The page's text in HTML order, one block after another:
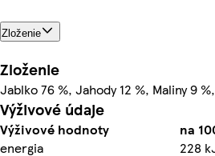
Zloženie
Zloženie
Jablko 76 %, Jahody 12 %, Maliny 9
Výživové údaje
Výživové hodnoty
na
energia
228